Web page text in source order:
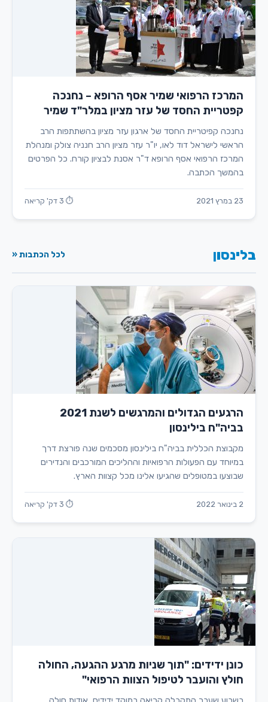
המרכז הרפואי שמיר אסף הרופא – נחנכה
קפטריית החסד של עזר מציון במלר"ד שמיר
נחנכה קפיטריית החסד של ארגון עזר מציון בהשתתפות הרב
הראשי לישראל דוד לאו, יו"ר עזר מציון הרב חנניה צולק ומנהלת
המרכז הרפואי אסף הרופא ד"ר אסנת לבציון קורח. כל הפרטים
בהמשך הכתבה.
23 במרץ 2021 ⏱ 3 דק' קריאה
בלינסון לכל הכתבות «
הרגעים הגדולים והמרגשים לשנת 2021
בביה"ח בילינסון
מקבוצת הכללית בביה"ח בילינסון מסכמים שנה פורצת דרך
במיוחד עם הפעולות הרפואיות וההליכים המורכבים והנדירים
שבוצעו במטופלים שהגיעו אלינו מכל קצוות הארץ.
2 בינואר 2022 ⏱ 3 דק' קריאה
כונן ידידים: "תוך שניות מרגע ההגעה, החולה
חולץ והועבר לטיפול הצוות הרפואי"